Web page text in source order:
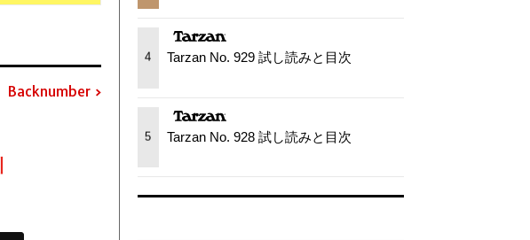
Backnumber
4 Tarzan No. 929 試し読みと目次
5 Tarzan No. 928 試し読みと目次